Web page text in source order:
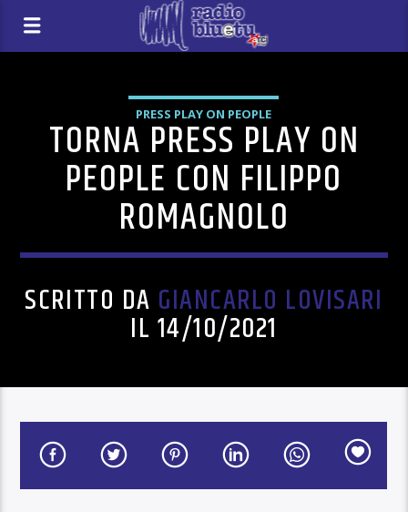
PRESS PLAY ON PEOPLE
TORNA PRESS PLAY ON
PEOPLE CON FILIPPO
ROMAGNOLO
SCRITTO DA GIANCARLO LOVISARI
IL 14/10/2021